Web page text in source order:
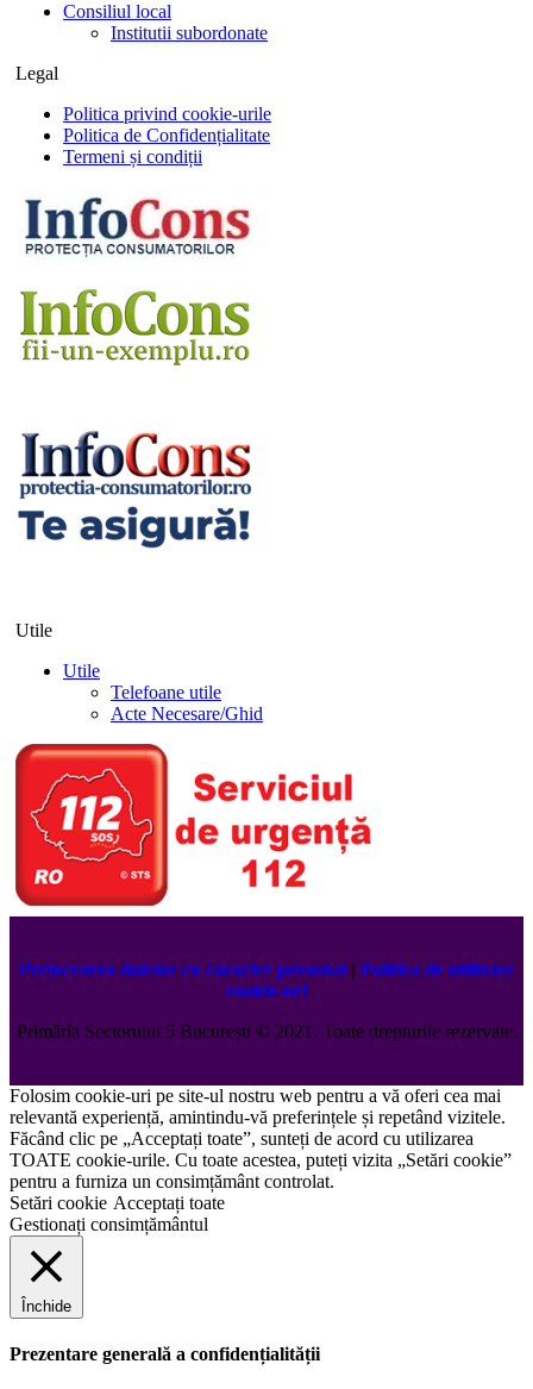
Consiliul local
Institutii subordonate
Legal
Politica privind cookie-urile
Politica de Confidențialitate
Termeni și condiții
Utile
Utile
Telefoane utile
Acte Necesare/Ghid
Prelucrarea datelor cu caracter personal | Politica de utilizare
cookie-uri
Primăria Sectorului 5 București ©️2021. Toate drepturile rezervate.
Folosim cookie-uri pe site-ul nostru web pentru a vă oferi cea mai
relevantă experiență, amintindu-vă preferințele și repetând vizitele.
Făcând clic pe „Acceptați toate”, sunteți de acord cu utilizarea
TOATE cookie-urile. Cu toate acestea, puteți vizita „Setări cookie”
pentru a furniza un consimțământ controlat.
Setări cookie Acceptați toate
Gestionați consimțământul
Închide
Prezentare generală a confidențialității